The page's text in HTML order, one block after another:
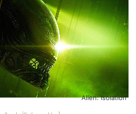
Alien: Isolation